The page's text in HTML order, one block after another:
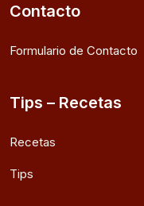
Contacto
Formulario de Contacto
Tips – Recetas
Recetas
Tips